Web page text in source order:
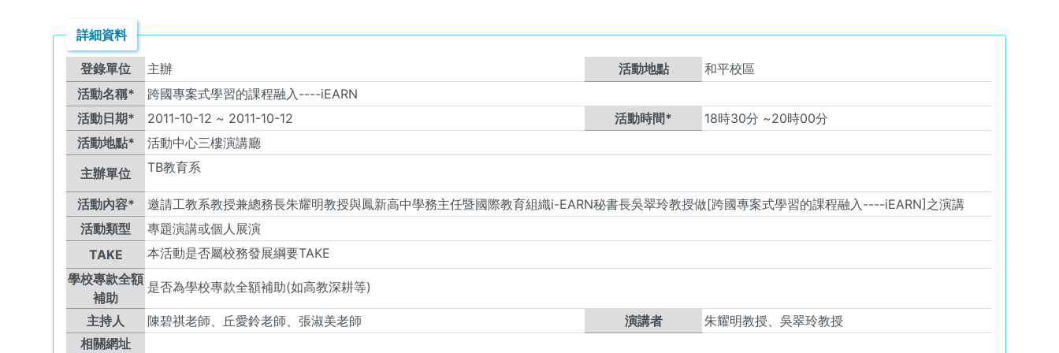
詳細資料
登錄單位 主辦 活動地點
和平校區
活動名稱*
跨國專案式學習的課程融入----iEARN
活動日期*
2011-10-12 ~ 2011-10-12 活動時間* 18時30 分 ~20時00分
活動地點*
活動中心三樓演講廳
主辦單位
TB教育系
活動內容*
邀請工教系教授兼總務長朱耀明教授與鳳新高中學務主任暨國際教育組織i-EARN秘書長吳翠玲教授做[跨國專案式學習的課程融入----iEARN]之演講
活動類型
專題演講或個人展演
TAKE
本活動是否屬校務發展綱要TAKE
學校專款全額
補助
是否為學校專款全額補助(如高教深耕等)
主持人 陳碧祺老師、丘愛鈴老師、張淑美老師 演講者
朱耀明教授、吳翠玲教授
相關網址